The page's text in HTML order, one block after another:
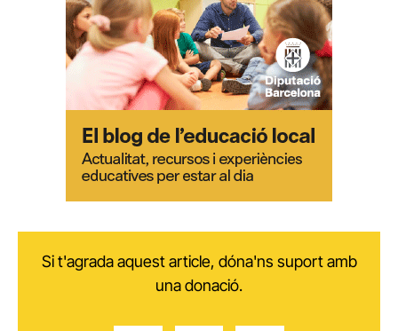
Si t'agrada aquest article, dóna'ns suport amb
una donació.